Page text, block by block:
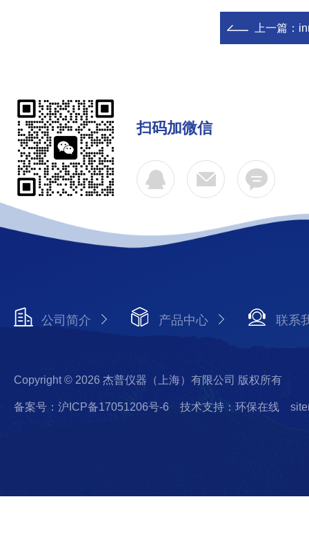
上一篇：
扫码加微信
公司简介 产品中心 联系
Copyright © 2026 杰普仪器（上海）有限公司 版权所有
备案号：沪ICP备17051206号-6 技术支持：环保在线